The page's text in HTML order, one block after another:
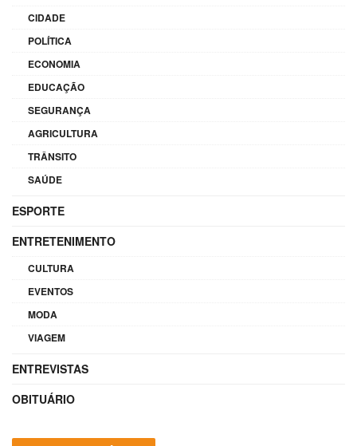
CIDADE
POLÍTICA
ECONOMIA
EDUCAÇÃO
SEGURANÇA
AGRICULTURA
TRÂNSITO
SAÚDE
ESPORTE
ENTRETENIMENTO
CULTURA
EVENTOS
MODA
VIAGEM
ENTREVISTAS
OBITUÁRIO